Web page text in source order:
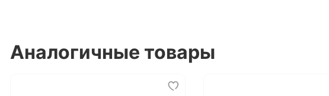
Аналогичные товары